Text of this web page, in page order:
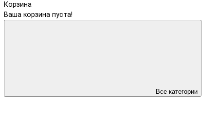
Корзина
Ваша корзина пуста!
Все категории